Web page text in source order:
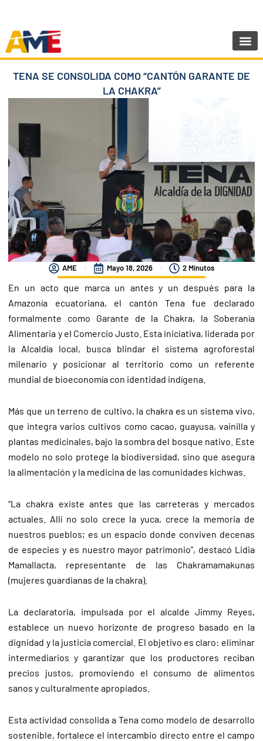
contenido
TENA SE CONSOLIDA COMO “CANTÓN GARANTE DE
LA CHAKRA”
AME Mayo 18, 2026 2 Minutos
En un acto que marca un antes y un después para la
Amazonía ecuatoriana, el cantón Tena fue declarado
formalmente como Garante de la Chakra, la Soberanía
Alimentaria y el Comercio Justo. Esta iniciativa, liderada por
la Alcaldía local, busca blindar el sistema agroforestal
milenario y posicionar al territorio como un referente
mundial de bioeconomía con identidad indígena.
Más que un terreno de cultivo, la chakra es un sistema vivo,
que integra varios cultivos como cacao, guayusa, vainilla y
plantas medicinales, bajo la sombra del bosque nativo. Este
modelo no solo protege la biodiversidad, sino que asegura
la alimentación y la medicina de las comunidades kichwas.
“La chakra existe antes que las carreteras y mercados
actuales. Allí no solo crece la yuca, crece la memoria de
nuestros pueblos; es un espacio donde conviven decenas
de especies y es nuestro mayor patrimonio”, destacó Lidia
Mamallacta, representante de las Chakramamakunas
(mujeres guardianas de la chakra).
La declaratoria, impulsada por el alcalde Jimmy Reyes,
establece un nuevo horizonte de progreso basado en la
dignidad y la justicia comercial. El objetivo es claro: eliminar
intermediarios y garantizar que los productores reciban
precios justos, promoviendo el consumo de alimentos
sanos y culturalmente apropiados.
Esta actividad consolida a Tena como modelo de desarrollo
sostenible, fortalece el intercambio directo entre el campo